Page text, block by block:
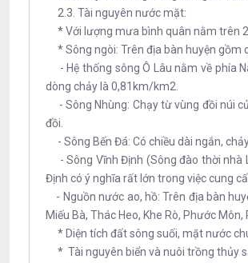
2.3. Tài nguyên nước mặt:
* Với lượng mưa bình quân nằm trên
* Sông ngòi: Trên địa bàn huyện gồm
- Hệ thống sông Ô Lâu nằm về phía
dòng chảy là 0,81km/km2.
- Sông Nhùng: Chạy từ vùng đồi núi
đồi.
- Sông Bến Đá: Có chiều dài ngắn,
- Sông Vĩnh Định (Sông đào thời nhà
Định có ý nghĩa rất lớn trong việc cung
- Nguồn nước ao, hồ: Trên địa bàn
Miếu Bà, Thác Heo, Khe Rò, Phước Môn,
* Diện tích đất sông suối, mặt nước
* Tài nguyên biển và nuôi trồng thủy